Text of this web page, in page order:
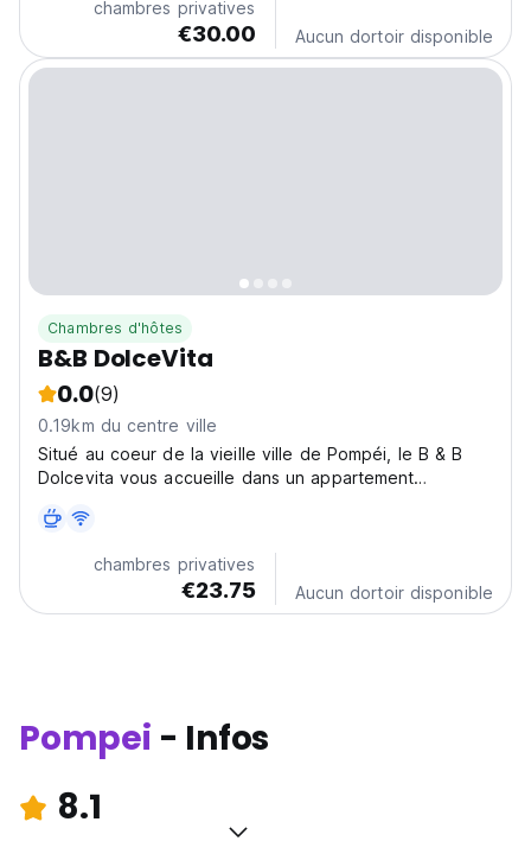
système...chambres privatives
€30.00 Aucun dortoir disponible
Chambres d'hôtes
B&B DolceVita
0.0(9)
0.19km du centre ville
Situé au coeur de la vieille ville de Pompéi, le B & B
Dolcevita vous accueille dans un appartement
entièrement restauré et meublé avec goût et
originalité, pour le rendre chaleureux et accueillant.
Nous sommes trois...
chambres privatives
€23.75 Aucun dortoir disponible
Pompei - Infos
8.1